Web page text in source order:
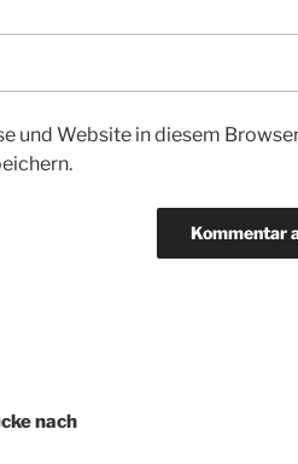
und Website in diesem
nach